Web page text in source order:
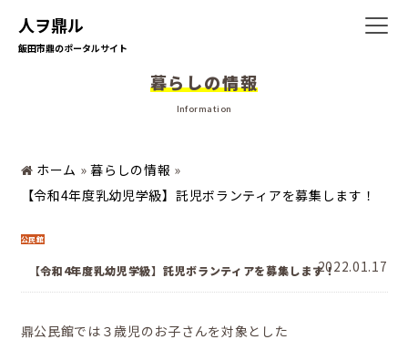
人ヲ鼎ル
飯田市鼎のポータルサイト
ホーム
暮らしの情報
Information
ホーム » 暮らしの情報 »
【令和4年度乳幼児学級】託児ボランティアを募集します！
2022.01.17
公民館
【令和4年度乳幼児学級】託児ボランティアを募集します！
鼎公民館では３歳児のお子さんを対象とした